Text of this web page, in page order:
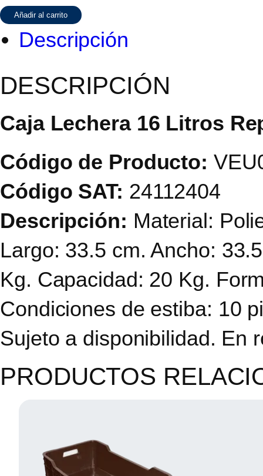
Lechera
16
Reproceso
Café
cantidad
Añadir al carrito
Descripción
DESCRIPCIÓN
Caja Lechera 16 Litros
Código de Producto:
Código SAT: 24112404
Descripción: Material:
Largo: 33.5 cm. Ancho:
Kg. Capacidad: 20 Kg.
Condiciones de estiba: 10
Sujeto a disponibilidad. En
PRODUCTOS